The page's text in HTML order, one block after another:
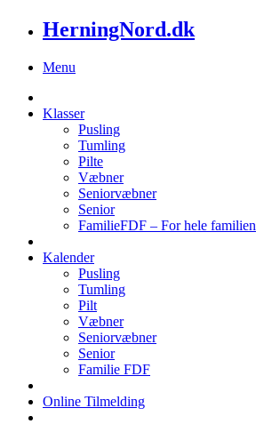
HerningNord.dk
Menu
Klasser
Pusling
Tumling
Pilte
Væbner
Seniorvæbner
Senior
FamilieFDF – For hele familien
Kalender
Pusling
Tumling
Pilt
Væbner
Seniorvæbner
Senior
Familie FDF
Online Tilmelding